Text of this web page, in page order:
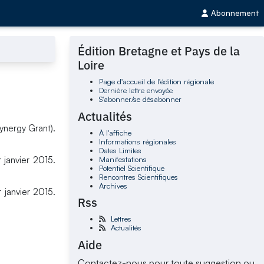
Abonnement
Grant).
2015.
2015.
Édition Bretagne et Pays de la
Loire
Page d'accueil de l'édition régionale
Dernière lettre envoyée
S'abonner/se désabonner
Actualités
À l'affiche
Informations régionales
Dates Limites
Manifestations
Potentiel Scientifique
Rencontres Scientifiques
Archives
Rss
Lettres
Actualités
Aide